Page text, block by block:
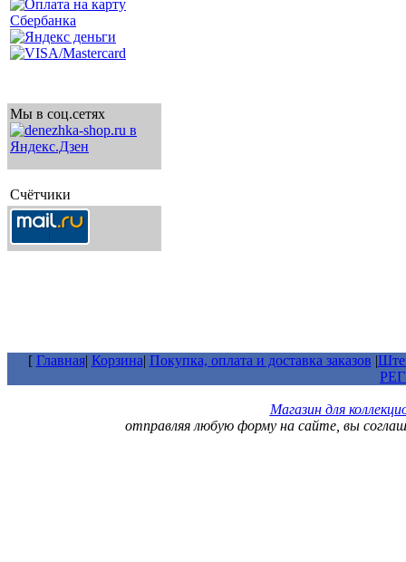
Мы в соц.сетях
Счётчики
[ Главная| Корзина| Покупка, оплата и доставка заказов |
Магазин для
отправляя любую форму на сайте, вы